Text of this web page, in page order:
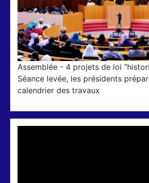
Assemblée - 4 projets de loi
Séance levée, les présidents
calendrier des travaux